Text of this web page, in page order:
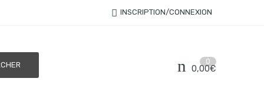
INSCRIPTION/CONNEXION
0
0,00€